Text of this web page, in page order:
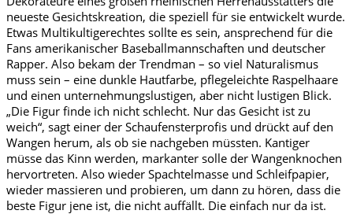
neueste Gesichtskreation, die speziell für sie entwickelt wurde.
Etwas Multikultigerechtes sollte es sein, ansprechend für die
Fans amerikanischer Baseballmannschaften und deutscher
Rapper. Also bekam der Trendman – so viel Naturalismus
muss sein – eine dunkle Hautfarbe, pflegeleichte Raspelhaare
und einen unternehmungslustigen, aber nicht lustigen Blick.
„Die Figur finde ich nicht schlecht. Nur das Gesicht ist zu
weich“, sagt einer der Schaufensterprofis und drückt auf den
Wangen herum, als ob sie nachgeben müssten. Kantiger
müsse das Kinn werden, markanter solle der Wangenknochen
hervortreten. Also wieder Spachtelmasse und Schleifpapier,
wieder massieren und probieren, um dann zu hören, dass die
beste Figur jene ist, die nicht auffällt. Die einfach nur da ist.